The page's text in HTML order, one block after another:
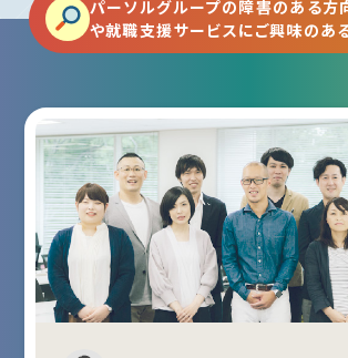
パーソルグループの障害のある方
や就職支援サービスにご興味のあ